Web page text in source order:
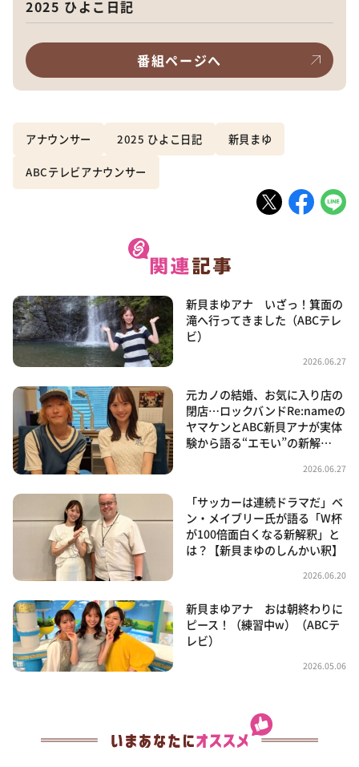
2025 ひよこ日記
番組ページへ
アナウンサー 2025 ひよこ日記 新貝まゆ
ABCテレビアナウンサー
新貝まゆアナ いざっ！箕面の
滝へ行ってきました（ABCテレ
ビ）
2026.06.27
元カノの結婚、お気に入り店の
閉店…ロックバンドRe:nameの
ヤマケンとABC新貝アナが実体
験から語る“エモい”の新解…
2026.06.27
「サッカーは連続ドラマだ」ベ
ン・メイブリー氏が語る「W杯
が100倍面白くなる新解釈」と
は？【新貝まゆのしんかい釈】
2026.06.20
新貝まゆアナ おは朝終わりに
ピース！（練習中w）（ABCテ
レビ）
2026.05.06